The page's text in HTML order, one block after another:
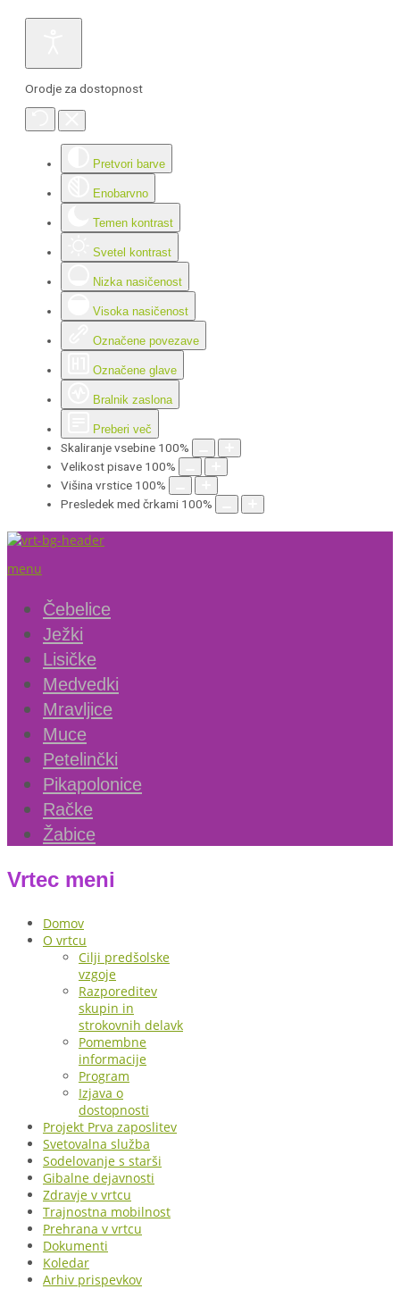
Orodje za dostopnost
Pretvori barve
Enobarvno
Temen kontrast
Svetel kontrast
Nizka nasičenost
Visoka nasičenost
Označene povezave
Označene glave
Bralnik zaslona
Preberi več
Skaliranje vsebine 100%
Velikost pisave 100%
Višina vrstice 100%
Presledek med črkami 100%
menu
Čebelice
Ježki
Lisičke
Medvedki
Mravljice
Muce
Petelinčki
Pikapolonice
Račke
Žabice
Vrtec meni
Domov
O vrtcu
Cilji predšolske
vzgoje
Razporeditev
skupin in
strokovnih delavk
Pomembne
informacije
Program
Izjava o
dostopnosti
Projekt Prva zaposlitev
Svetovalna služba
Sodelovanje s starši
Gibalne dejavnosti
Zdravje v vrtcu
Trajnostna mobilnost
Prehrana v vrtcu
Dokumenti
Koledar
Arhiv prispevkov